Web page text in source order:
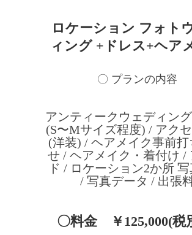
ロケーション フォト
ィング +ドレス+ヘア
〇 プランの内容
アンティークウェディン
(S〜Mサイズ程度) / アク
(洋装) / ヘアメイク事前打
せ / ヘアメイク・着付け /
ド / ロケーション2か所
/ 写真データ / 出張
〇料金 ￥125,000(税